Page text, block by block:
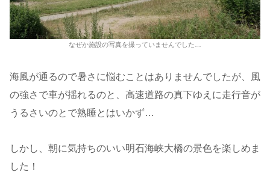
なぜか施設の写真を撮っていませんでした…
海風が通るので暑さに悩むことはありませんでしたが、風
の強さで車が揺れるのと、高速道路の真下ゆえに走行音が
うるさいのとで熟睡とはいかず…
しかし、朝に気持ちのいい明石海峡大橋の景色を楽しめま
した！